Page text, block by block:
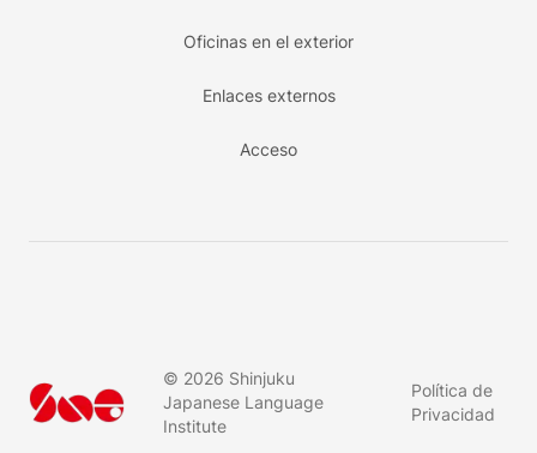
Oficinas en el exterior
Enlaces externos
Acceso
© 2026 Shinjuku
Japanese Language
Institute
Política de
Privacidad